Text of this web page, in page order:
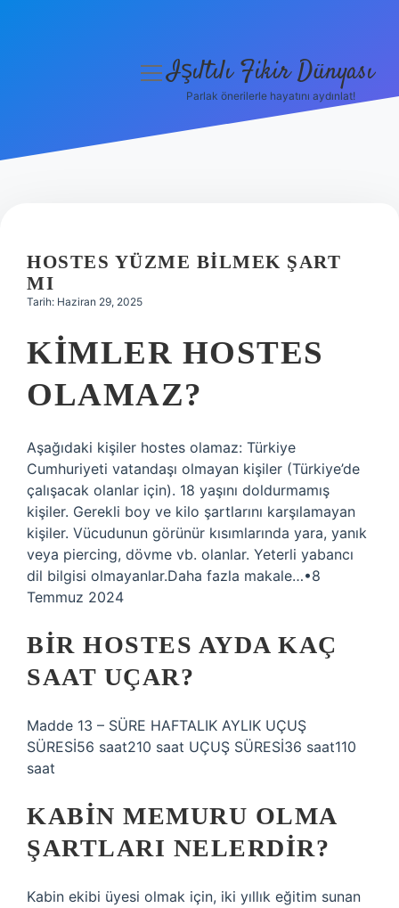
menüyüIşıltılı Fikir Dünyası
Parlak önerilerle hayatını aydınlat!
HOSTES YÜZME BILMEK ŞART
MI
Tarih: Haziran 29, 2025
KIMLER HOSTES
OLAMAZ?
Aşağıdaki kişiler hostes olamaz: Türkiye
Cumhuriyeti vatandaşı olmayan kişiler (Türkiye’de
çalışacak olanlar için). 18 yaşını doldurmamış
kişiler. Gerekli boy ve kilo şartlarını karşılamayan
kişiler. Vücudunun görünür kısımlarında yara, yanık
veya piercing, dövme vb. olanlar. Yeterli yabancı
dil bilgisi olmayanlar.Daha fazla makale…•8
Temmuz 2024
BIR HOSTES AYDA KAÇ
SAAT UÇAR?
Madde 13 – SÜRE HAFTALIK AYLIK UÇUŞ
SÜRESİ56 saat210 saat UÇUŞ SÜRESİ36 saat110
saat
KABIN MEMURU OLMA
ŞARTLARI NELERDIR?
Kabin ekibi üyesi olmak için, iki yıllık eğitim sunan